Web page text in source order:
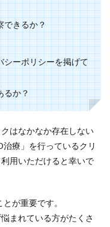
できるか？
シーポリシーを掲げて
るか？
はなかなか存在しない
療」を行っているクリ
用いただけると幸いで
が重要です。
まれている方がたくさ